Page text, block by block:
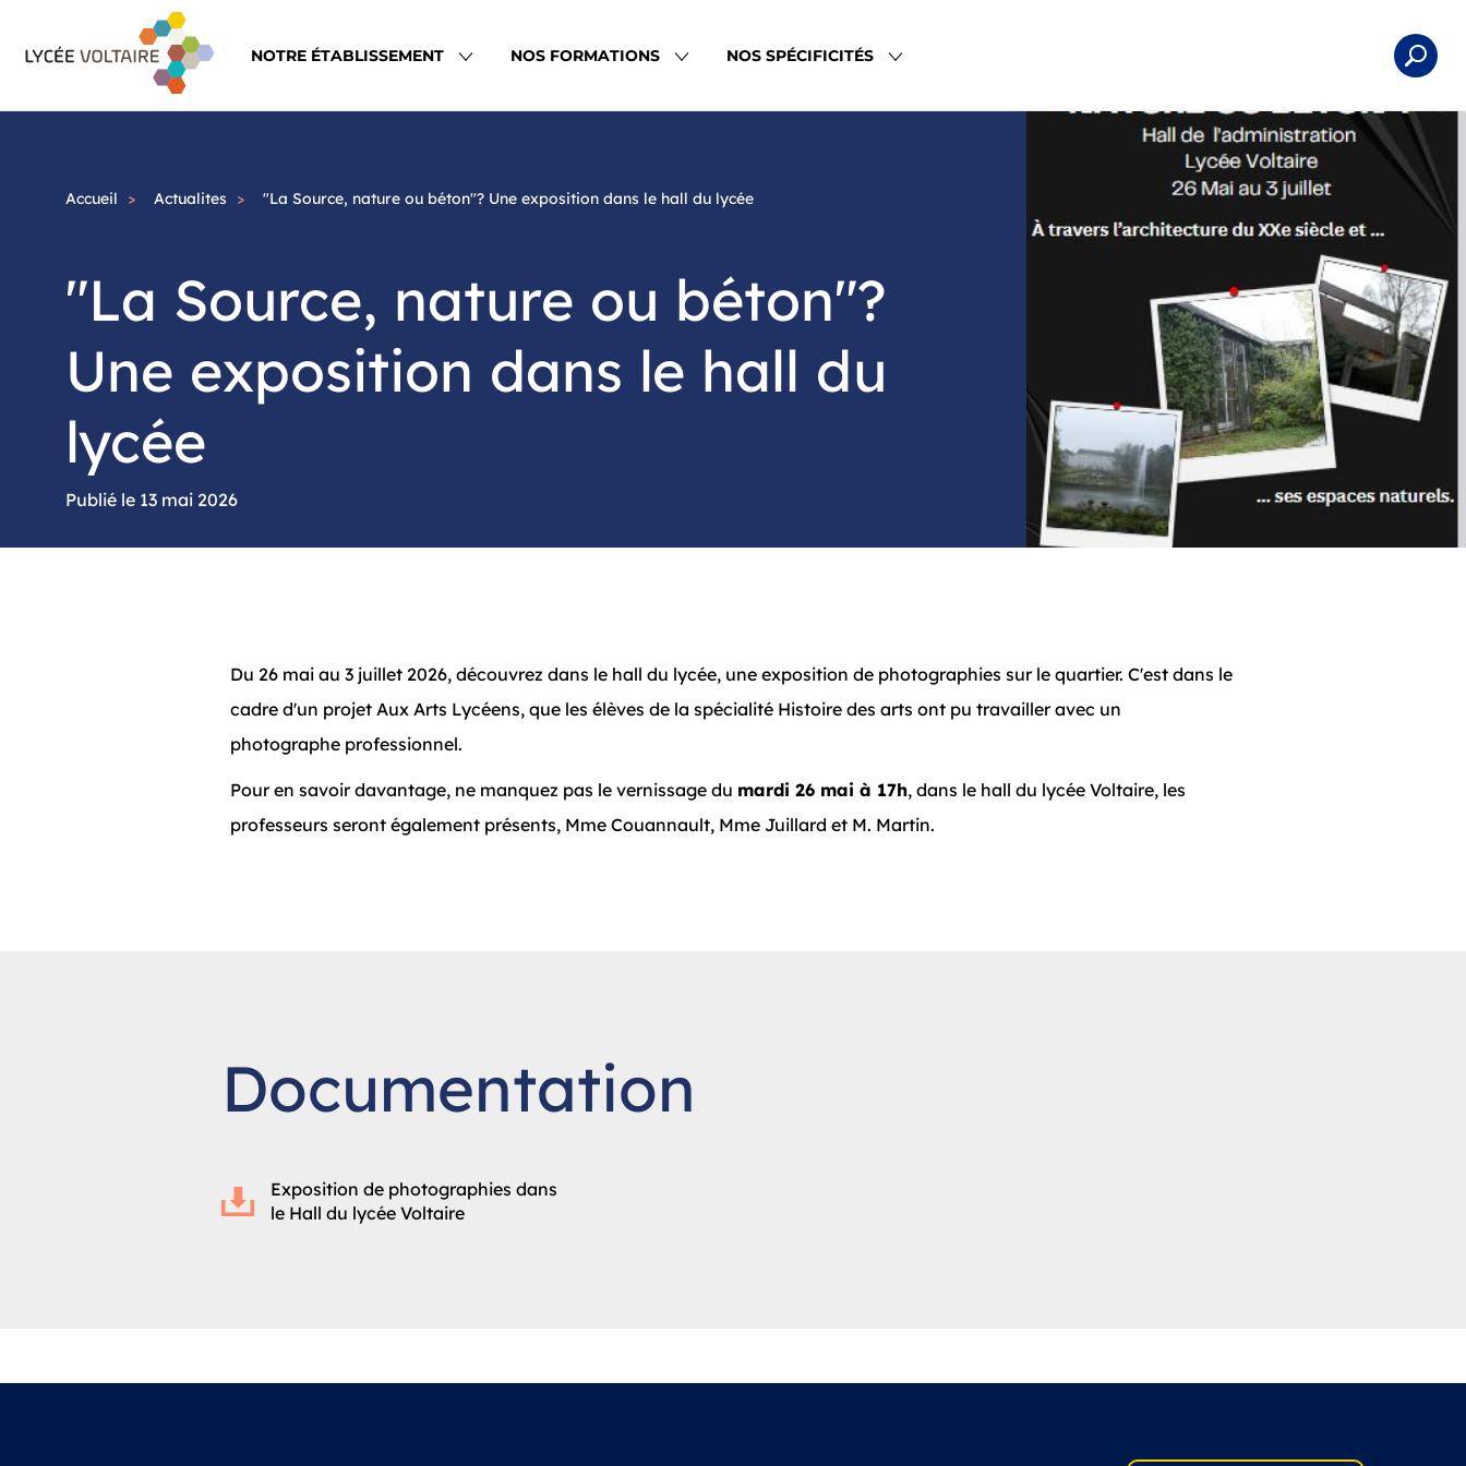
contenu
NOTRE ÉTABLISSEMENT NOS FORMATIONS NOS SPÉCIFICITÉS
Accueil Actualites "La Source, nature ou béton"? Une exposition dans le hall du lycée
"La Source, nature ou béton"?
Une exposition dans le hall du
lycée
13 mai 2026
Du 26 mai au 3 juillet 2026, découvrez dans le hall du lycée, une exposition de photographies sur le quartier. C'est dans le
cadre d'un projet Aux Arts Lycéens, que les élèves de la spécialité Histoire des arts ont pu travailler avec un
photographe professionnel.
Pour en savoir davantage, ne manquez pas le vernissage du mardi 26 mai à 17h, dans le hall du lycée Voltaire, les
professeurs seront également présents, Mme Couannault, Mme Juillard et M. Martin.
Documentation
Exposition de photographies dans
le Hall du lycée Voltaire